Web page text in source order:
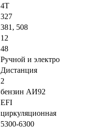
4Т
327
381, 508
12
48
Ручной и электро
Дистанция
2
бензин АИ92
EFI
циркуляционная
5300-6300